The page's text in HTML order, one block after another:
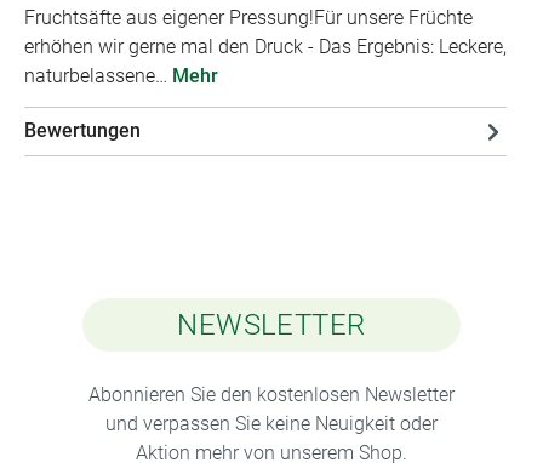
Fruchtsäfte aus eigener Pressung!Für unsere Früchte
erhöhen wir gerne mal den Druck - Das Ergebnis: Leckere,
naturbelassene… Mehr
Bewertungen
NEWSLETTER
Abonnieren Sie den kostenlosen Newsletter
und verpassen Sie keine Neuigkeit oder
Aktion mehr von unserem Shop.